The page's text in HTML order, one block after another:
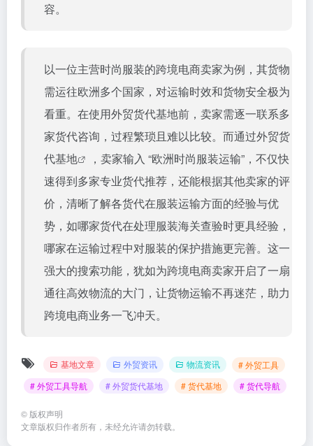
容。
以一位主营时尚服装的跨境电商卖家为例，其货物
需运往欧洲多个国家，对运输时效和货物安全极为
看重。在使用外贸货代基地前，卖家需逐一联系多
家货代咨询，过程繁琐且难以比较。而通过外贸货
代基地
，卖家输入 “欧洲时尚服装运输”，不仅快
速得到多家专业货代推荐，还能根据其他卖家的评
价，清晰了解各货代在服装运输方面的经验与优
势，如哪家货代在处理服装海关查验时更具经验，
哪家在运输过程中对服装的保护措施更完善。这一
强大的搜索功能，犹如为跨境电商卖家开启了一扇
通往高效物流的大门，让货物运输不再迷茫，助力
跨境电商业务一飞冲天。
基地文章 外贸资讯 物流资讯
# 外贸工具
# 外贸工具导航
# 外贸货代基地 # 货代基地 # 货代导航
© 版权声明
文章版权归作者所有，未经允许请勿转载。